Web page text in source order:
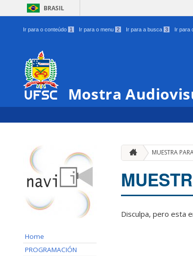
BRASIL
Ir para o conteúdo 1 Ir para o menu 2 Ir para a busca 3 Ir para
Mostra
Home
PROGRAMACIÓN
MUESTRA
Disculpa, pero esta